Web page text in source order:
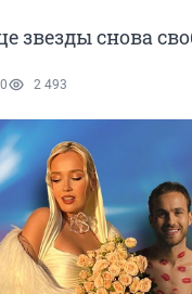
звезды снова
2 493